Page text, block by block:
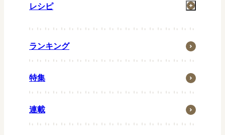
お風呂
住まい
省エネ・節約
ウチの台所
レシピ
一汁一菜
グリル
ランキング
特集
連載